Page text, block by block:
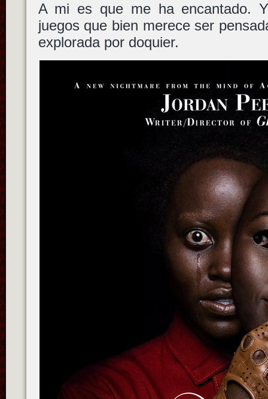
A mi es que me ha encantado.
juegos que bien merece ser
explorada por doquier.